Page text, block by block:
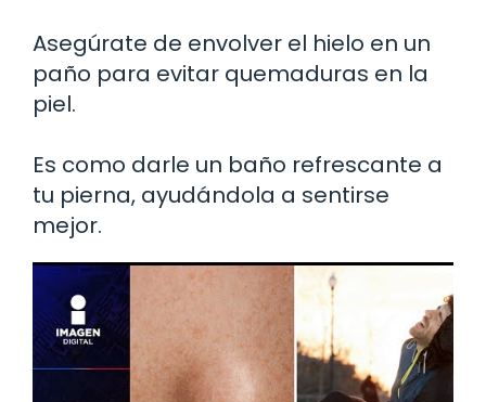
Asegúrate de envolver el hielo en un
paño para evitar quemaduras en la
piel.
Es como darle un baño refrescante a
tu pierna, ayudándola a sentirse
mejor.